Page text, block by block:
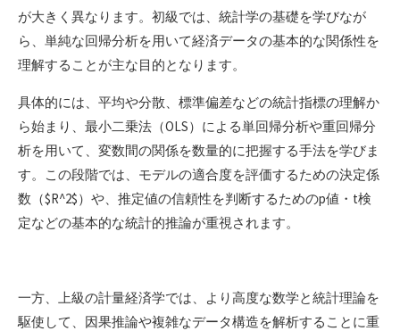
が大きく異なります。初級では、統計学の基礎を学びなが
ら、単純な回帰分析を用いて経済データの基本的な関係性を
理解することが主な目的となります。
具体的には、平均や分散、標準偏差などの統計指標の理解か
ら始まり、最小二乗法（OLS）による単回帰分析や重回帰分
析を用いて、変数間の関係を数量的に把握する手法を学びま
す。この段階では、モデルの適合度を評価するための決定係
数（$R^2$）や、推定値の信頼性を判断するためのp値・t検
定などの基本的な統計的推論が重視されます。
一方、上級の計量経済学では、より高度な数学と統計理論を
駆使して、因果推論や複雑なデータ構造を解析することに重